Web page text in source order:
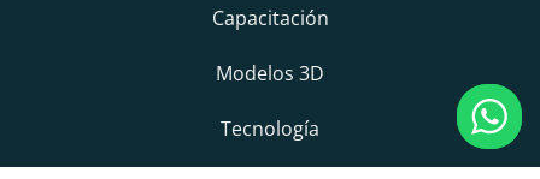
Capacitación
Modelos 3D
Tecnología